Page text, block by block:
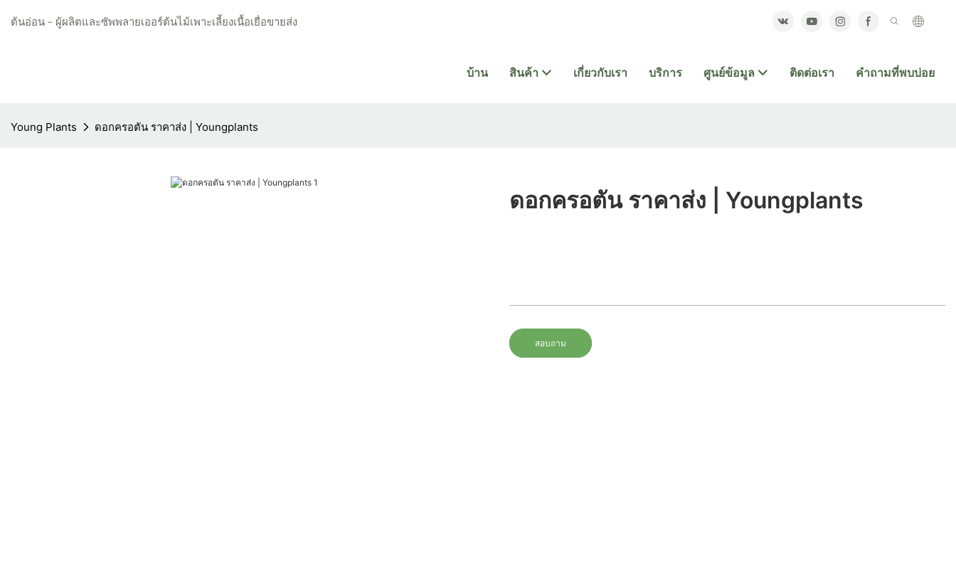
ต้นอ่อน - ผู้ผลิตและซัพพลายเออร์ต้นไม้เพาะเลี้ยงเนื้อเยื่อขายส่ง
บ้าน สินค้า เกี่ยวกับเรา บริการ ศูนย์ข้อมูล ติดต่อเรา คำถามที่พบบ่อย
Young Plants ดอกครอตัน ราคาส่ง | Youngplants
ดอกครอตัน ราคาส่ง | Youngplants
สอบถาม